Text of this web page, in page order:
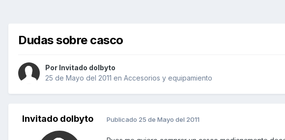
Dudas sobre casco
Por Invitado dolbyto
25 de Mayo del 2011 en Accesorios y equipamiento
Invitado dolbyto Publicado 25 de Mayo del 2011